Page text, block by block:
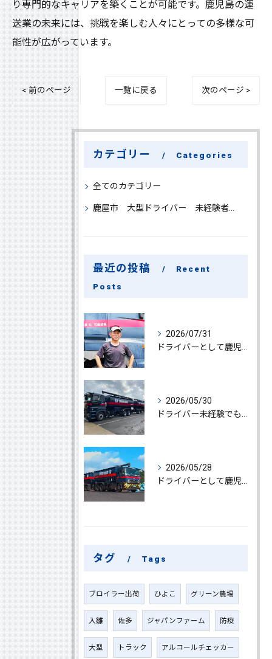
り専門的なキャリアを築くことが可能です。鹿児島の運
送業の未来には、挑戦を楽しむ人々にとっての多様な可
能性が広がっています。
< 前のページ 一覧に戻る 次のページ >
カテゴリー Categories
全てのカテゴリー
鹿屋市 大型ドライバー 未経験者 大募集
最近の投稿
Recent
Posts
2026/07/31
2026/05/30
2026/05/28
タグ Tags
ブロイラー出荷 ひよこ グリーン農場
入雛 佐多 ジャパンファーム 防疫
大型 トラック アルコールチェッカー